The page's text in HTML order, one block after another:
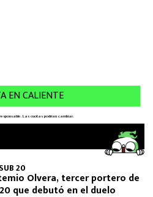
20
Olvera, tercer portero de
que debutó en el duelo